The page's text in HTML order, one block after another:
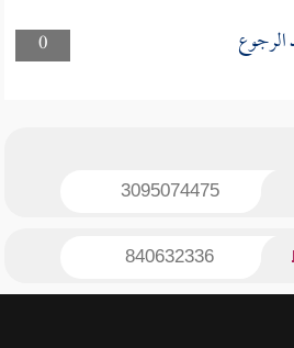
0
الرجوع
3095074475
840632336